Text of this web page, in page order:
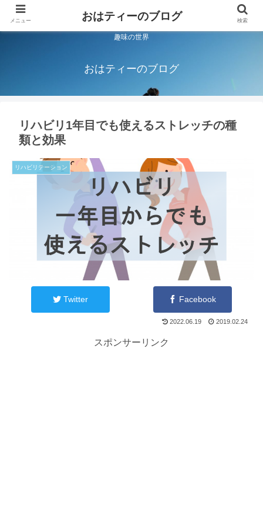
趣味の世界
おはティーのブログ
リハビリ1年目でも使えるストレッチの種
類と効果
リハビリテーション
Twitter Facebook
2022.06.19 2019.02.24
スポンサーリンク
メニュー おはティーのブログ 検索